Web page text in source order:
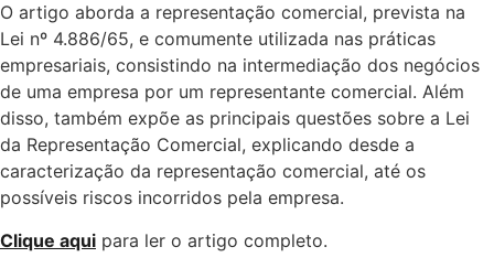
O artigo aborda a representação comercial, prevista na
Lei nº 4.886/65, e comumente utilizada nas práticas
empresariais, consistindo na intermediação dos negócios
de uma empresa por um representante comercial. Além
disso, também expõe as principais questões sobre a Lei
da Representação Comercial, explicando desde a
caracterização da representação comercial, até os
possíveis riscos incorridos pela empresa.
Clique aqui para ler o artigo completo.